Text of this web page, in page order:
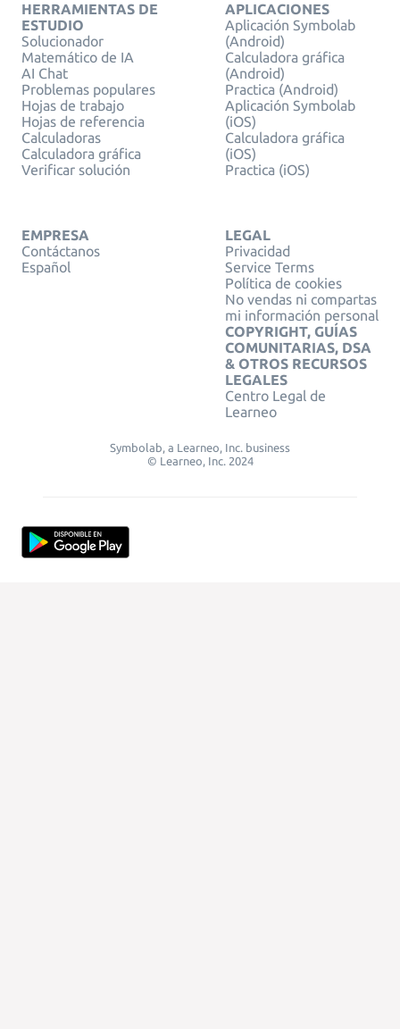
HERRAMIENTAS DE
ESTUDIO
Solucionador
Matemático de IA
AI Chat
Problemas populares
Hojas de trabajo
Hojas de referencia
Calculadoras
Calculadora gráfica
Verificar solución
APLICACIONES
Aplicación Symbolab
(Android)
Calculadora gráfica
(Android)
Practica (Android)
Aplicación Symbolab
(iOS)
Calculadora gráfica
(iOS)
Practica (iOS)
EMPRESA
Contáctanos
Español
LEGAL
Privacidad
Service Terms
Política de cookies
No vendas ni compartas
mi información personal
COPYRIGHT, GUÍAS
COMUNITARIAS, DSA
& OTROS RECURSOS
LEGALES
Centro Legal de
Learneo
Symbolab, a Learneo, Inc. business
© Learneo, Inc. 2024